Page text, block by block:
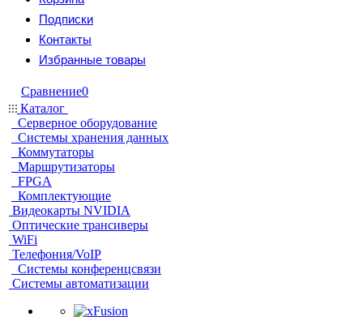
Подписки
Контакты
Избранные товары
Сравнение0
Каталог
Серверное оборудование
Системы хранения данных
Коммутаторы
Маршрутизаторы
FPGA
Комплектующие
Видеокарты NVIDIA
Оптические трансиверы
WiFi
Телефония/VoIP
Системы конференцсвязи
Системы автоматизации